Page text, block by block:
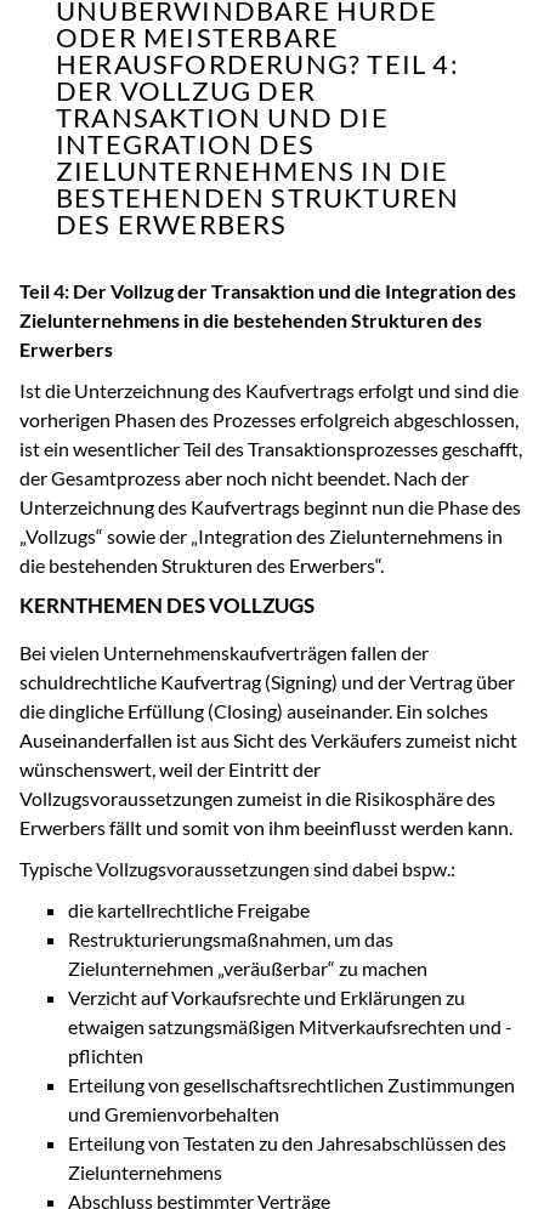
UNÜBERWINDBARE HÜRDE
ODER MEISTERBARE
HERAUSFORDERUNG? TEIL 4:
DER VOLLZUG DER
TRANSAKTION UND DIE
INTEGRATION DES
ZIELUNTERNEHMENS IN DIE
BESTEHENDEN STRUKTUREN
DES ERWERBERS
Teil 4: Der Vollzug der Transaktion und die Integration des
Zielunternehmens in die bestehenden Strukturen des
Erwerbers
Ist die Unterzeichnung des Kaufvertrags erfolgt und sind die
vorherigen Phasen des Prozesses erfolgreich abgeschlossen,
ist ein wesentlicher Teil des Transaktionsprozesses geschafft,
der Gesamtprozess aber noch nicht beendet. Nach der
Unterzeichnung des Kaufvertrags beginnt nun die Phase des
„Vollzugs“ sowie der „Integration des Zielunternehmens in
die bestehenden Strukturen des Erwerbers“.
KERNTHEMEN DES VOLLZUGS
Bei vielen Unternehmenskaufverträgen fallen der
schuldrechtliche Kaufvertrag (Signing) und der Vertrag über
die dingliche Erfüllung (Closing) auseinander. Ein solches
Auseinanderfallen ist aus Sicht des Verkäufers zumeist nicht
wünschenswert, weil der Eintritt der
Vollzugsvoraussetzungen zumeist in die Risikosphäre des
Erwerbers fällt und somit von ihm beeinflusst werden kann.
Typische Vollzugsvoraussetzungen sind dabei bspw.:
die kartellrechtliche Freigabe
Restrukturierungsmaßnahmen, um das
Zielunternehmen „veräußerbar“ zu machen
Verzicht auf Vorkaufsrechte und Erklärungen zu
etwaigen satzungsmäßigen Mitverkaufsrechten und -
pflichten
Erteilung von gesellschaftsrechtlichen Zustimmungen
und Gremienvorbehalten
Erteilung von Testaten zu den Jahresabschlüssen des
Zielunternehmens
Abschluss bestimmter Verträge